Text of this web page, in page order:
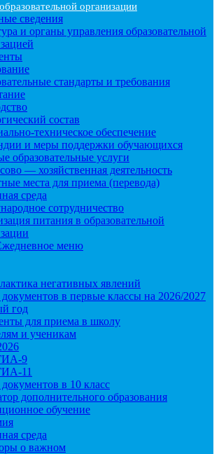
организации
сведения
и органы управления образовательной
стандарты и требования
состав
техническое обеспечение
и меры поддержки обучающихся
образовательныe услуги
— хозяйственная деятельность
места для приема (перевода)
среда
сотрудничество
питания в образовательной
меню
негативных явлений
в первые классы на 2026/2027
год
для приема в школу
и ученикам
9
11
в 10 класс
дополнительного образования
обучение
среда
о важном